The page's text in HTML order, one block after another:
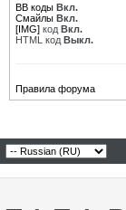
BB коды Вкл.
Смайлы Вкл.
[IMG] код Вкл.
HTML код Выкл.
Правила форума